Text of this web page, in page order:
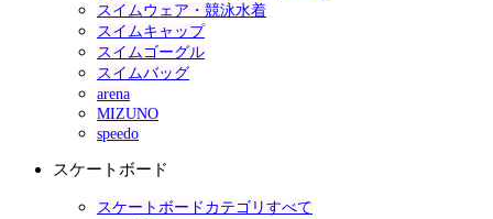
スイムウェア・競泳水着
スイムキャップ
スイムゴーグル
スイムバッグ
arena
MIZUNO
speedo
スケートボード
スケートボードカテゴリすべて